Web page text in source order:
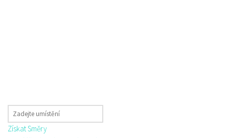
Získat Směry